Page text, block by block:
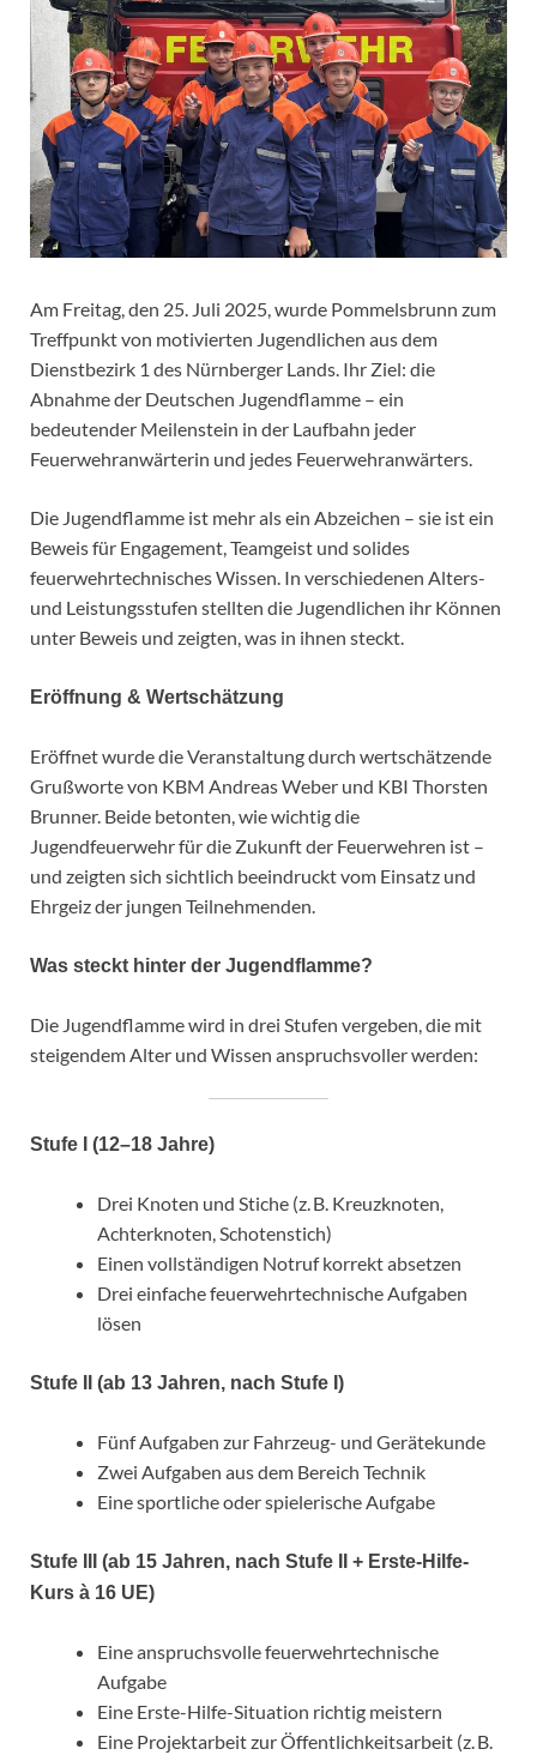
Am Freitag, den 25. Juli 2025, wurde Pommelsbrunn zum
Treffpunkt von motivierten Jugendlichen aus dem
Dienstbezirk 1 des Nürnberger Lands. Ihr Ziel: die
Abnahme der Deutschen Jugendflamme – ein
bedeutender Meilenstein in der Laufbahn jeder
Feuerwehranwärterin und jedes Feuerwehranwärters.
Die Jugendflamme ist mehr als ein Abzeichen – sie ist ein
Beweis für Engagement, Teamgeist und solides
feuerwehrtechnisches Wissen. In verschiedenen Alters-
und Leistungsstufen stellten die Jugendlichen ihr Können
unter Beweis und zeigten, was in ihnen steckt.
Eröffnung & Wertschätzung
Eröffnet wurde die Veranstaltung durch wertschätzende
Grußworte von KBM Andreas Weber und KBI Thorsten
Brunner. Beide betonten, wie wichtig die
Jugendfeuerwehr für die Zukunft der Feuerwehren ist –
und zeigten sich sichtlich beeindruckt vom Einsatz und
Ehrgeiz der jungen Teilnehmenden.
Was steckt hinter der Jugendflamme?
Die Jugendflamme wird in drei Stufen vergeben, die mit
steigendem Alter und Wissen anspruchsvoller werden:
Stufe I (12–18 Jahre)
Drei Knoten und Stiche (z. B. Kreuzknoten,
Achterknoten, Schotenstich)
Einen vollständigen Notruf korrekt absetzen
Drei einfache feuerwehrtechnische Aufgaben
lösen
Stufe II (ab 13 Jahren, nach Stufe I)
Fünf Aufgaben zur Fahrzeug- und Gerätekunde
Zwei Aufgaben aus dem Bereich Technik
Eine sportliche oder spielerische Aufgabe
Stufe III (ab 15 Jahren, nach Stufe II + Erste-Hilfe-
Kurs à 16 UE)
Eine anspruchsvolle feuerwehrtechnische
Aufgabe
Eine Erste-Hilfe-Situation richtig meistern
Eine Projektarbeit zur Öffentlichkeitsarbeit (z. B.